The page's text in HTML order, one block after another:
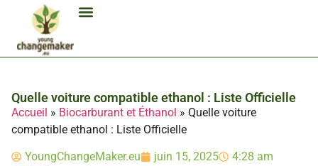
Quelle voiture compatible ethanol : Liste Officielle
Accueil » Biocarburant et Éthanol » Quelle voiture
compatible ethanol : Liste Officielle
YoungChangeMaker.eu juin 15, 2025
4:28 am